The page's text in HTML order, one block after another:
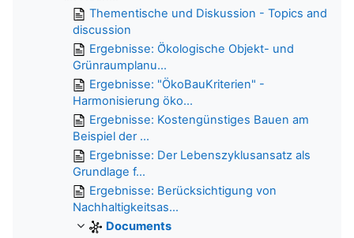
Thementische und Diskussion - Topics and
discussion
Ergebnisse: Ö̈kologische Objekt- und
Grünraumplanu...
Ergebnisse: "ÖkoBauKriterien" -
Harmonisierung öko...
Ergebnisse: Kostengünstiges Bauen am
Beispiel der ...
Ergebnisse: Der Lebenszyklusansatz als
Grundlage f...
Ergebnisse: Berücksichtigung von
Nachhaltigkeitsas...
Documents